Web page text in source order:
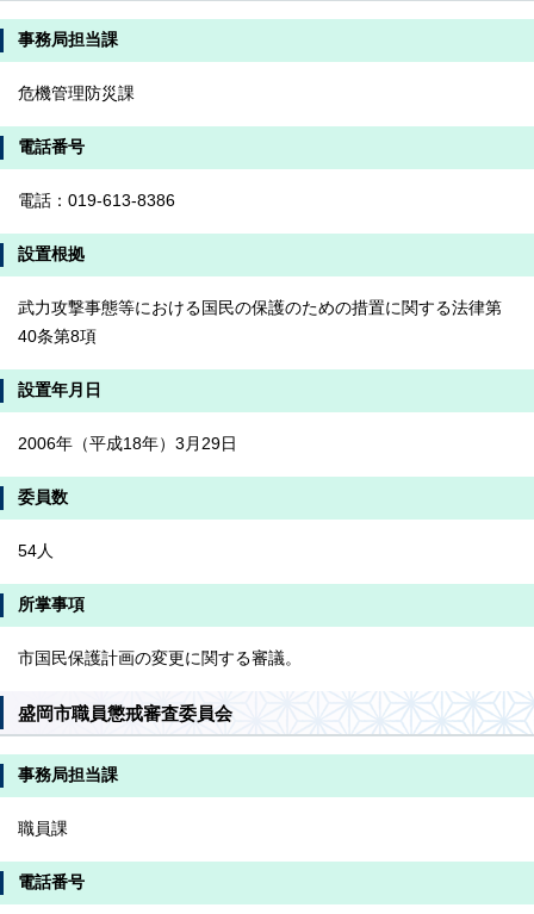
事務局担当課
危機管理防災課
電話番号
電話：019-613-8386
設置根拠
武力攻撃事態等における国民の保護のための措置に関する法律第
40条第8項
設置年月日
2006年（平成18年）3月29日
委員数
54人
所掌事項
市国民保護計画の変更に関する審議。
盛岡市職員懲戒審査委員会
事務局担当課
職員課
電話番号